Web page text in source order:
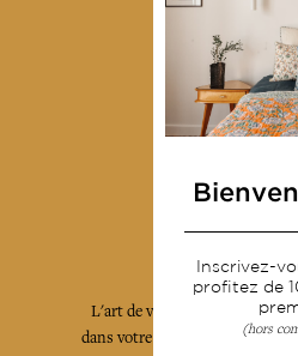
Livraison &
CGV
Devenir
Notre
L'art de vivre JAMINI raconté
dans votre boîte mail. Inscrivez
Inscrivez-
profitez de
(hors